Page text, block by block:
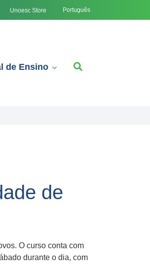
Unoesc Store Português
de Ensino
de
O curso conta com
durante o dia, com